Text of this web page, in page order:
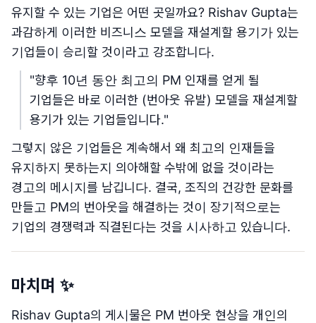
유지할 수 있는 기업은 어떤 곳일까요? Rishav Gupta는
과감하게 이러한 비즈니스 모델을 재설계할 용기가 있는
기업들이 승리할 것이라고 강조합니다.
"향후 10년 동안 최고의 PM 인재를 얻게 될
기업들은 바로 이러한 (번아웃 유발) 모델을 재설계할
용기가 있는 기업들입니다."
그렇지 않은 기업들은 계속해서 왜 최고의 인재들을
유지하지 못하는지 의아해할 수밖에 없을 것이라는
경고의 메시지를 남깁니다. 결국, 조직의 건강한 문화를
만들고 PM의 번아웃을 해결하는 것이 장기적으로는
기업의 경쟁력과 직결된다는 것을 시사하고 있습니다.
마치며 ✨
Rishav Gupta의 게시물은 PM 번아웃 현상을 개인의